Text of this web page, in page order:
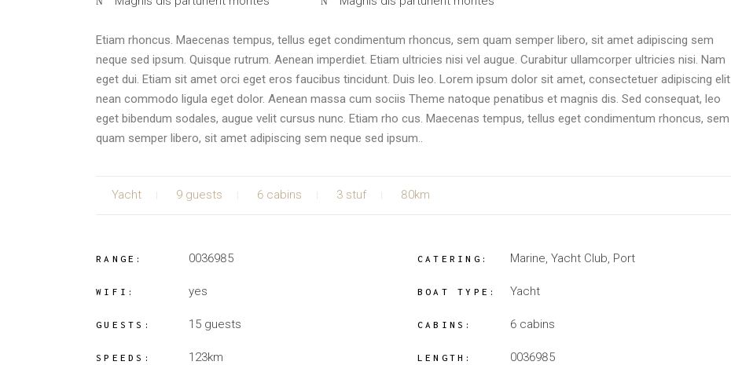
Etiam rhoncus. Maecenas tempus, tellus eget condimentum rhoncus, sem quam semper libero, sit amet adipiscing sem
neque sed ipsum. Quisque rutrum. Aenean imperdiet. Etiam ultricies nisi vel augue. Curabitur ullamcorper ultricies nisi. Nam
eget dui. Etiam sit amet orci eget eros faucibus tincidunt. Duis leo. Lorem ipsum dolor sit amet, consectetuer adipiscing elit
nean commodo ligula eget dolor. Aenean massa cum sociis Theme natoque penatibus et magnis dis. Sed consequat, leo
eget bibendum sodales, augue velit cursus nunc. Etiam rho cus. Maecenas tempus, tellus eget condimentum rhoncus, sem
quam semper libero, sit amet adipiscing sem neque sed ipsum..
Yacht 9 guests 6 cabins 3 stuf 80km
RANGE: 0036985 CATERING: Marine, Yacht Club, Port
WIFI: yes BOAT TYPE: Yacht
GUESTS: 15 guests CABINS: 6 cabins
SPEEDS: 123km LENGTH: 0036985